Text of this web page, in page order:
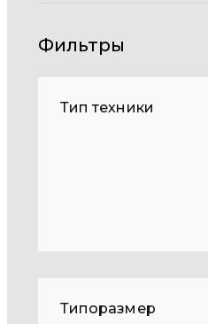
Фильтры
Тип техники
Типоразмер